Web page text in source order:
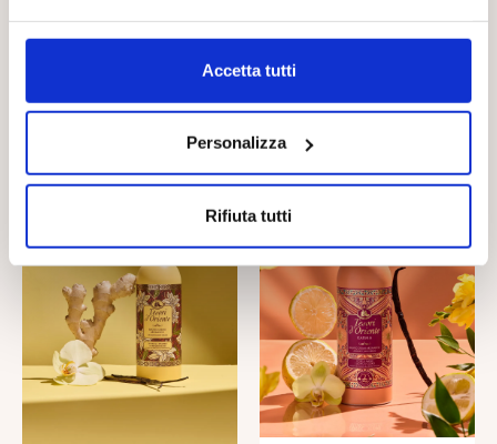
Accetta tutti
Personalizza
Rifiuta tutti
verwöhnt die Haut mit seiner
warmen, umhüllenden Duft.